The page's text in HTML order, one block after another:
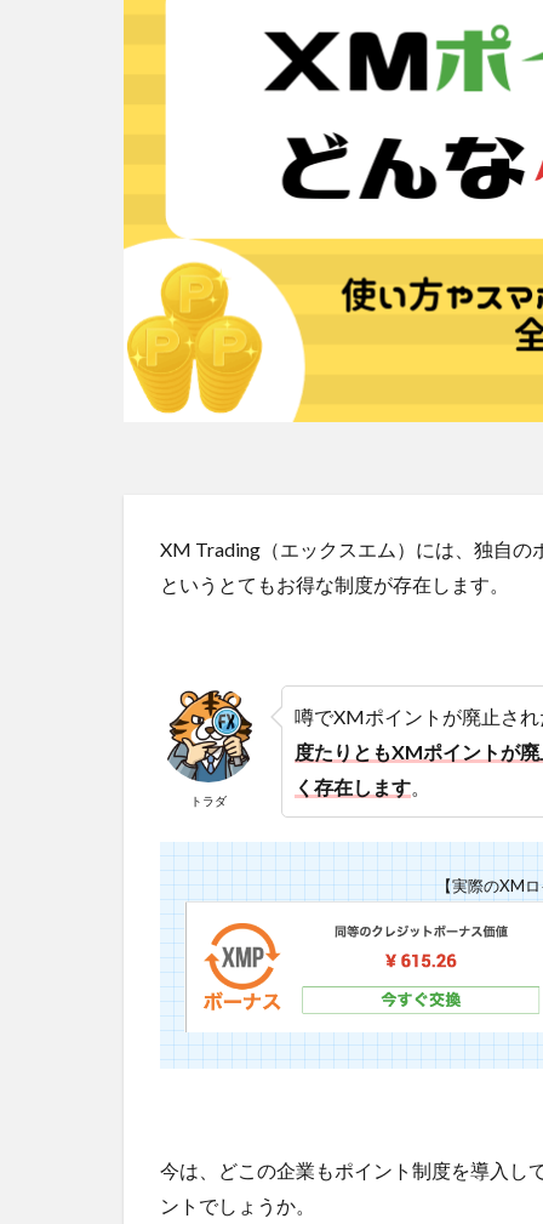
XM Trading（エックスエム）には、独自
というとてもお得な制度が存在します。
トラダ
噂でXMポイントが廃止さ
度たりともXMポイントが
く存在します。
【実際のXM
今は、どこの企業もポイント制度を導入し
ントでしょうか。